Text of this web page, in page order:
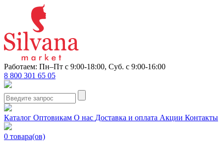
Работаем: Пн–Пт с 9:00-18:00, Суб. с 9:00-16:00
8 800 301 65 05
Каталог Оптовикам О нас Доставка и оплата Акции Контакты
0 товара(ов)